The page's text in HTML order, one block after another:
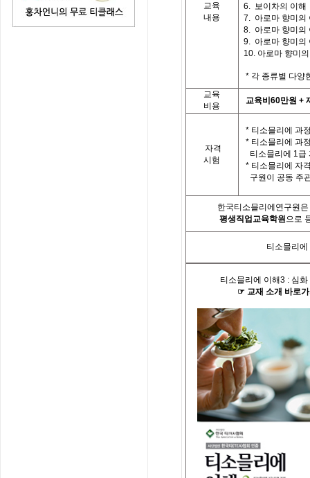
교육
내용
6. 보이차의 이해
7. 아로마 향미의
8. 아로마 향미의
9. 아로마 향미의
10. 아로마 향미
* 각 종류별 다양
교육
비용
교육비 60만원 +
자격
시험
* 티소믈리에 과
* 티소믈리에 과
티소믈리에 1급
* 티소믈리에 자
구원이 공동 주
한국티소믈리에연구원
평생직업교육학원으로
티소믈리에
티소믈리에 이해3 : 심화
☞ 교재 소개 바로